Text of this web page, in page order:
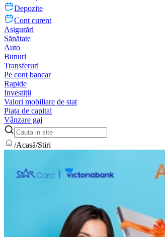
Depozite
Cont curent
Asigurări
Sănătate
Auto
Bunuri
Transferuri
Pe cont bancar
Rapide
Investiții
Valori mobiliare de stat
Piața de capital
Vânzare gaj
/Acasă/Stiri